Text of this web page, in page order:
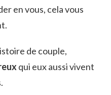
en vous, cela vous
de couple,
qui eux aussi vivent